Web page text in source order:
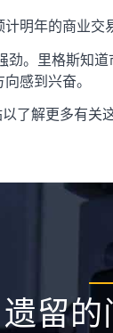
明年的商业交
。里格斯知
感到兴奋。
了解更多有关
遗留